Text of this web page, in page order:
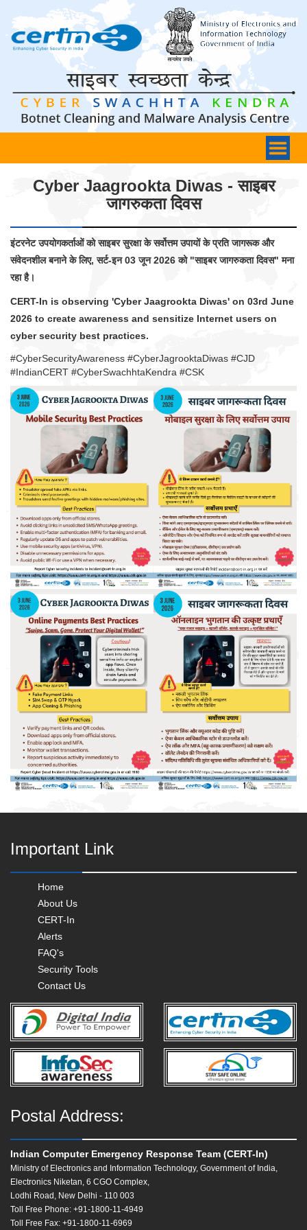
Cyber Jaagrookta Diwas - साइबर
जागरुकता दिवस
इंटरनेट उपयोगकर्ताओं को साइबर सुरक्षा के सर्वोत्तम उपायों के प्रति जागरूक और
संवेदनशील बनाने के लिए, सर्ट-इन 03 जून 2026 को "साइबर जागरुकता दिवस" मना
रहा है।
CERT-In is observing 'Cyber Jaagrookta Diwas' on 03rd June
2026 to create awareness and sensitize Internet users on
cyber security best practices.
#CyberSecurityAwareness #CyberJagrooktaDiwas #CJD
#IndianCERT #CyberSwachhtaKendra #CSK
Important Link
Home
About Us
CERT-In
Alerts
FAQ's
Security Tools
Contact Us
Postal Address:
Indian Computer Emergency Response Team (CERT-In)
Ministry of Electronics and Information Technology, Government of India,
Electronics Niketan, 6 CGO Complex,
Lodhi Road, New Delhi - 110 003
Toll Free Phone: +91-1800-11-4949
Toll Free Fax: +91-1800-11-6969